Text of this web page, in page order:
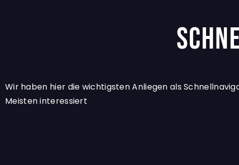
Wir haben hier die wichtigsten Anliegen als
Meisten interessiert